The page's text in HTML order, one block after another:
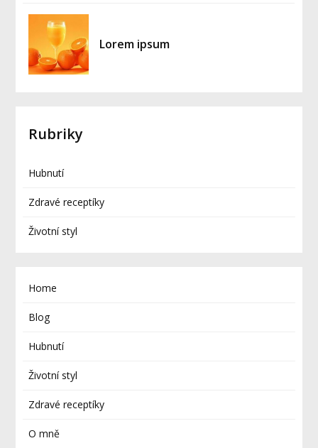
Lorem ipsum
Rubriky
Hubnutí
Zdravé receptíky
Životní styl
Home
Blog
Hubnutí
Životní styl
Zdravé receptíky
O mně